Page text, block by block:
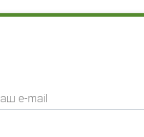
e-mail